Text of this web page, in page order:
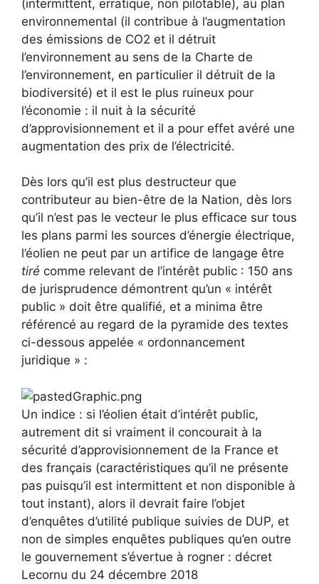
(intermittent, erratique, non pilotable), au plan
environnemental (il contribue à l’augmentation
des émissions de CO2 et il détruit
l’environnement au sens de la Charte de
l’environnement, en particulier il détruit de la
biodiversité) et il est le plus ruineux pour
l’économie : il nuit à la sécurité
d’approvisionnement et il a pour effet avéré une
augmentation des prix de l’électricité.
Dès lors qu’il est plus destructeur que
contributeur au bien-être de la Nation, dès lors
qu’il n’est pas le vecteur le plus efficace sur tous
les plans parmi les sources d’énergie électrique,
l’éolien ne peut par un artifice de langage être
tiré comme relevant de l’intérêt public : 150 ans
de jurisprudence démontrent qu’un « intérêt
public » doit être qualifié, et a minima être
référencé au regard de la pyramide des textes
ci-dessous appelée « ordonnancement
juridique » :
Un indice : si l’éolien était d’intérêt public,
autrement dit si vraiment il concourait à la
sécurité d’approvisionnement de la France et
des français (caractéristiques qu’il ne présente
pas puisqu’il est intermittent et non disponible à
tout instant), alors il devrait faire l’objet
d’enquêtes d’utilité publique suivies de DUP, et
non de simples enquêtes publiques qu’en outre
le gouvernement s’évertue à rogner : décret
Lecornu du 24 décembre 2018